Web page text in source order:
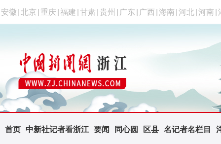
安徽 北京 重庆 福建 甘肃 贵州 广东 广西 海南 河北 河南
首页 中新社记者看浙江 要闻 同心圆 区县 名记者名栏目